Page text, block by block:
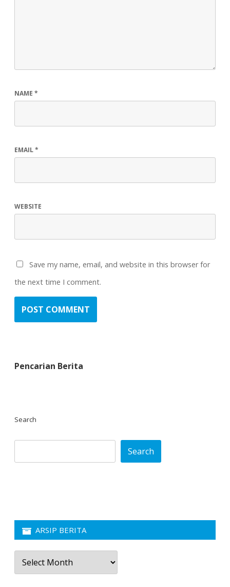
NAME *
EMAIL*
WEBSITE
Save my name, email, and website in this browser for
the next time I comment.
Pencarian Berita
Search
Search
ARSIP BERITA
Arsip
Berita